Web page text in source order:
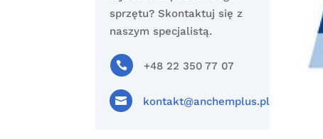
sprzętu? Skontaktuj się z
naszym specjalistą.
 +48 22 350 77 07
 kontakt@anchemplus.pl